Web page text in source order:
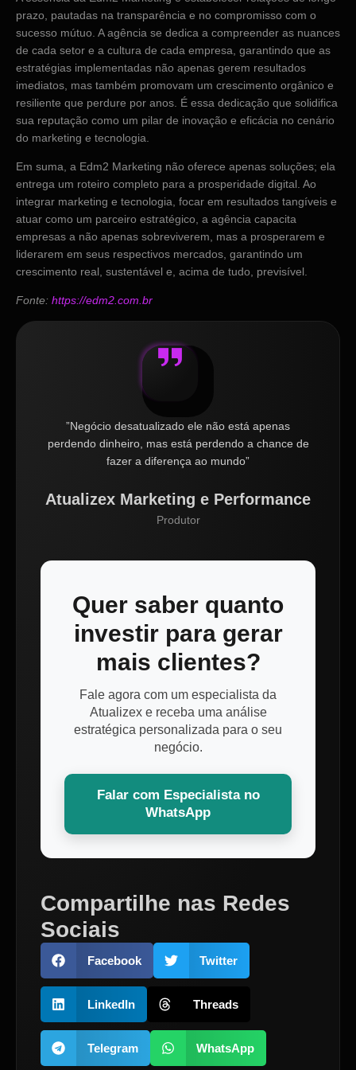
prazo, pautadas na transparência e no compromisso com o
sucesso mútuo. A agência se dedica a compreender as nuances
de cada setor e a cultura de cada empresa, garantindo que as
estratégias implementadas não apenas gerem resultados
imediatos, mas também promovam um crescimento orgânico e
resiliente que perdure por anos. É essa dedicação que solidifica
sua reputação como um pilar de inovação e eficácia no cenário
do marketing e tecnologia.
Em suma, a Edm2 Marketing não oferece apenas soluções; ela
entrega um roteiro completo para a prosperidade digital. Ao
integrar marketing e tecnologia, focar em resultados tangíveis e
atuar como um parceiro estratégico, a agência capacita
empresas a não apenas sobreviverem, mas a prosperarem e
liderarem em seus respectivos mercados, garantindo um
crescimento real, sustentável e, acima de tudo, previsível.
Fonte: https://edm2.com.br
”Negócio desatualizado ele não está apenas
perdendo dinheiro, mas está perdendo a chance de
fazer a diferença ao mundo”
Atualizex Marketing e Performance
Produtor
Quer saber quanto
investir para gerar
mais clientes?
Fale agora com um especialista da
Atualizex e receba uma análise
estratégica personalizada para o seu
negócio.
Falar com Especialista no
WhatsApp
Compartilhe nas Redes
Sociais
Facebook Twitter
LinkedIn Threads
Telegram WhatsApp